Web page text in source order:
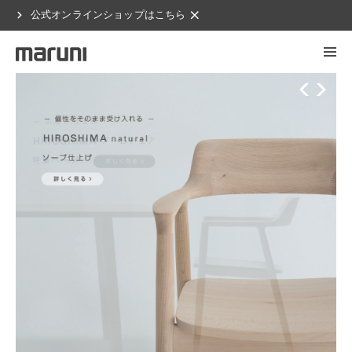
chevron_right 公式オンラインショップはこちら clear